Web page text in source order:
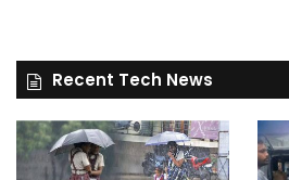
Recent Tech News